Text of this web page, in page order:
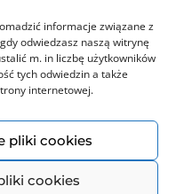
informacje związane z
odwiedzasz naszą witrynę
m. in liczbę użytkowników
tych odwiedzin a także
internetowej.
pliki cookies
cookies